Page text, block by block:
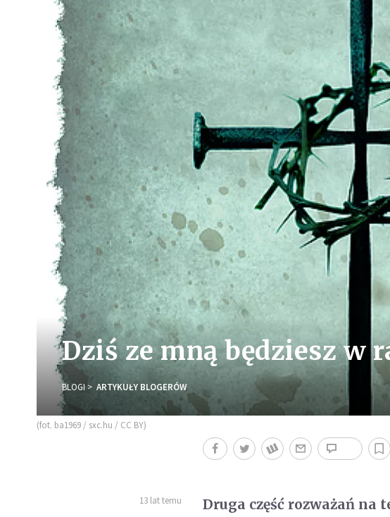
Dziś ze mną będziesz w
BLOGI ARTYKUŁY BLOGERÓW
(fot. ba1969 / sxc.hu / CC BY)
13 lat temu
Druga część rozważań na